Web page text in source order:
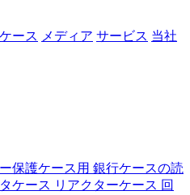
ケース メディア サービス 当社
保護ケース用 銀行ケースの読
ケース リアクターケース 回